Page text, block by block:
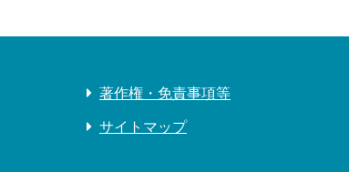
著作権・免責事項等
サイトマップ